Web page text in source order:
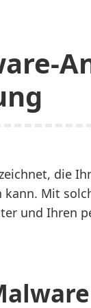
die
Mit
und Ihren